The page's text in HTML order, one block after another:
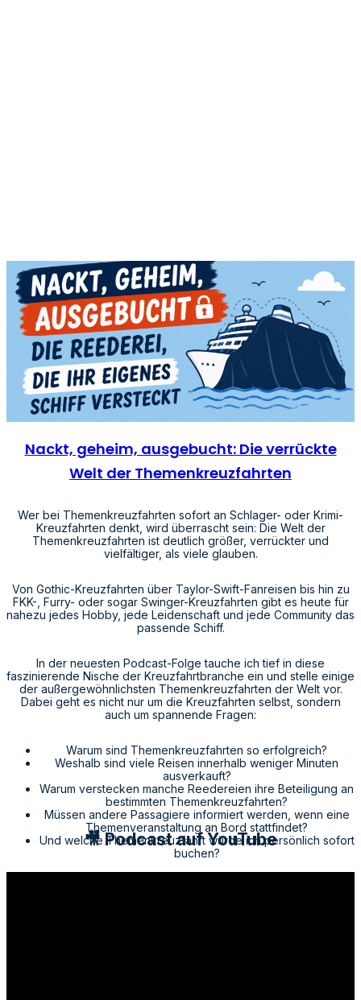
Nackt, geheim, ausgebucht: Die verrückte
Welt der Themenkreuzfahrten
Wer bei Themenkreuzfahrten sofort an Schlager- oder Krimi-
Kreuzfahrten denkt, wird überrascht sein: Die Welt der
Themenkreuzfahrten ist deutlich größer, verrückter und
vielfältiger, als viele glauben.
Von Gothic-Kreuzfahrten über Taylor-Swift-Fanreisen bis hin zu
FKK-, Furry- oder sogar Swinger-Kreuzfahrten gibt es heute für
nahezu jedes Hobby, jede Leidenschaft und jede Community das
passende Schiff.
In der neuesten Podcast-Folge tauche ich tief in diese
faszinierende Nische der Kreuzfahrtbranche ein und stelle einige
der außergewöhnlichsten Themenkreuzfahrten der Welt vor.
Dabei geht es nicht nur um die Kreuzfahrten selbst, sondern
auch um spannende Fragen:
Warum sind Themenkreuzfahrten so erfolgreich?
Weshalb sind viele Reisen innerhalb weniger Minuten
ausverkauft?
Warum verstecken manche Reedereien ihre Beteiligung an
bestimmten Themenkreuzfahrten?
Müssen andere Passagiere informiert werden, wenn eine
Themenveranstaltung an Bord stattfindet?
Und welche Themenkreuzfahrt würde ich persönlich sofort
buchen?
🎥 Podcast auf YouTube